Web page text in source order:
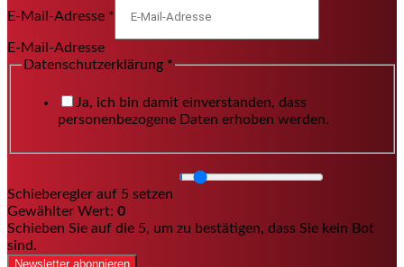
E-Mail-Adresse *
E-Mail-Adresse
Datenschutzerklärung *
Ja, ich bin damit einverstanden, dass
personenbezogene Daten erhoben werden.
Schieberegler auf 5 setzen
Gewählter Wert: 0
Schieben Sie auf die 5, um zu bestätigen, dass Sie kein Bot
sind.
Newsletter abonnieren